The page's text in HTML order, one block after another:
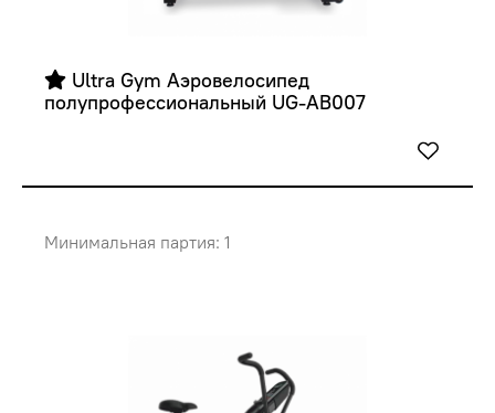
Ultra Gym Аэровелосипед
полупрофессиональный UG-AB007
Минимальная партия: 1